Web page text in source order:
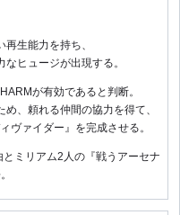
生能力を持ち、
ヒュージが出現する。
が有効であると判断。
、頼れる仲間の協力を得て、
ヴァイダー』を完成させる。
ミリアム2人の『戦うアーセナ